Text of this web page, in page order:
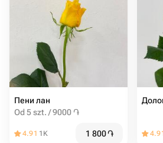
Пени лан
Od 5 szt. / 9000 ֏
4.91 1K 1 800֏